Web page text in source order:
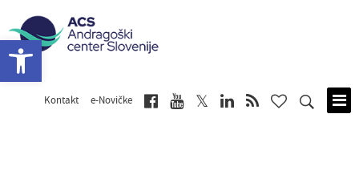
Kontakt e-Novičke
Open toolbar